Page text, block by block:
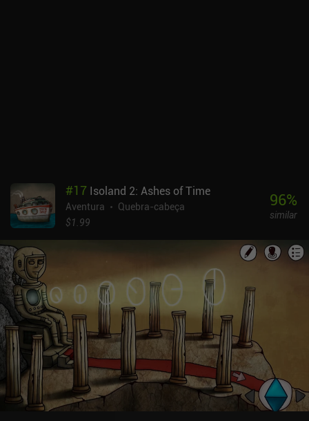
#17 Isoland 2: Ashes of Time
Aventura
Quebra-cabeça
$1.99
96%
similar